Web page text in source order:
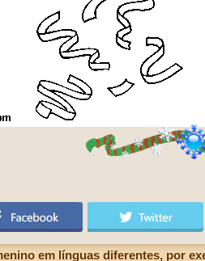
em línguas diferentes, por